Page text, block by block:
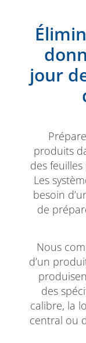
jour
produits
des
Les
besoin
de
Nous
d’un
des
calibre, la
central ou